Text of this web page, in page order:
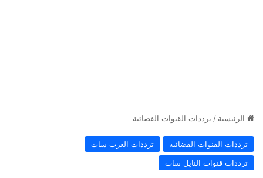
الرئيسية / ترددات القنوات الفضائية
ترددات القنوات الفضائية
ترددات العرب سات
ترددات قنوات النايل سات